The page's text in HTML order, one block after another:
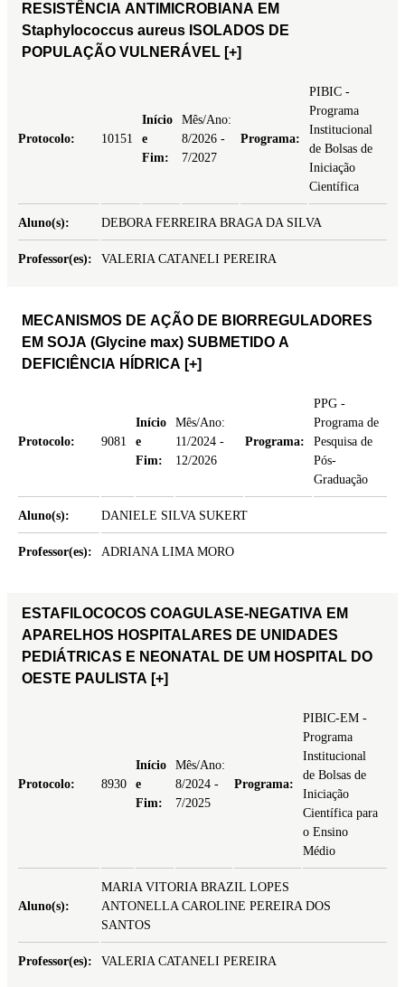
RESISTÊNCIA ANTIMICROBIANA EM
Staphylococcus aureus ISOLADOS DE
POPULAÇÃO VULNERÁVEL [+]
Protocolo: 10151
Início
e
Fim:
Mês/Ano:
8/2026 -
7/2027
Programa:
PIBIC -
Programa
Institucional
de Bolsas de
Iniciação
Científica
Aluno(s): DEBORA FERREIRA BRAGA DA SILVA
Professor(es): VALERIA CATANELI PEREIRA
MECANISMOS DE AÇÃO DE BIORREGULADORES
EM SOJA (Glycine max) SUBMETIDO A
DEFICIÊNCIA HÍDRICA [+]
Protocolo: 9081
Início
e
Fim:
Mês/Ano:
11/2024 -
12/2026
Programa:
PPG -
Programa de
Pesquisa de
Pós-
Graduação
Aluno(s): DANIELE SILVA SUKERT
Professor(es): ADRIANA LIMA MORO
ESTAFILOCOCOS COAGULASE-NEGATIVA EM
APARELHOS HOSPITALARES DE UNIDADES
PEDIÁTRICAS E NEONATAL DE UM HOSPITAL DO
OESTE PAULISTA [+]
Protocolo: 8930
Início
e
Fim:
Mês/Ano:
8/2024 -
7/2025
Programa:
PIBIC-EM -
Programa
Institucional
de Bolsas de
Iniciação
Científica para
o Ensino
Médio
Aluno(s):
MARIA VITORIA BRAZIL LOPES
ANTONELLA CAROLINE PEREIRA DOS
SANTOS
Professor(es): VALERIA CATANELI PEREIRA